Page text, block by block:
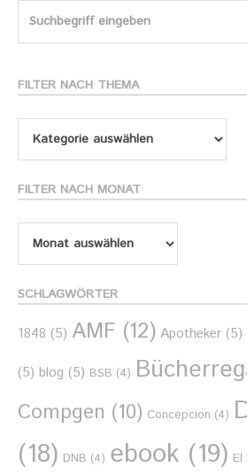
Search
FILTER NACH THEMA
Filter
FILTER NACH MONAT
Filter
nach
Monat
SCHLAGWÖRTER
1848 (5) AMF (12) Apotheker (5)
(5) blog (5) BSB (4)
Compgen (10) Concepcion (4)
(18) DNB (4) ebook (19) El